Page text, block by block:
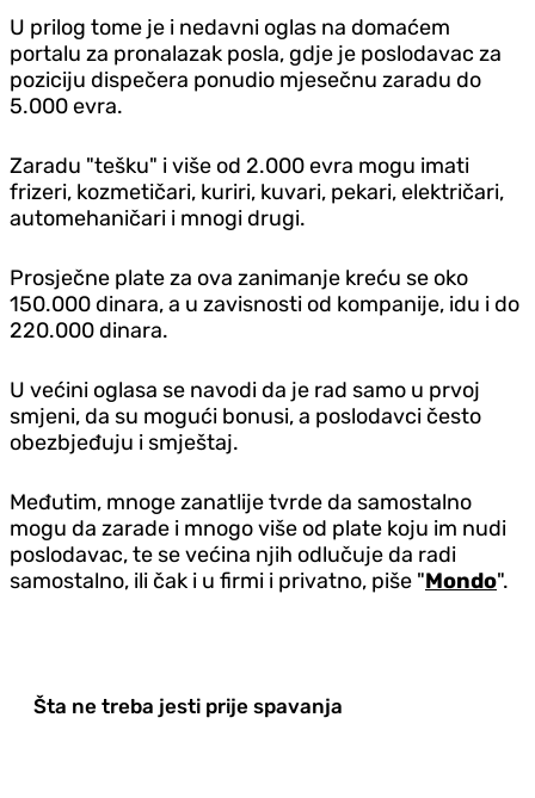
U prilog tome je i nedavni oglas na domaćem
portalu za pronalazak posla, gdje je poslodavac za
poziciju dispečera ponudio mjesečnu zaradu do
5.000 evra.
Zaradu "tešku" i više od 2.000 evra mogu imati
frizeri, kozmetičari, kuriri, kuvari, pekari, električari,
automehaničari i mnogi drugi.
Prosječne plate za ova zanimanje kreću se oko
150.000 dinara, a u zavisnosti od kompanije, idu i do
220.000 dinara.
U većini oglasa se navodi da je rad samo u prvoj
smjeni, da su mogući bonusi, a poslodavci često
obezbjeđuju i smještaj.
Međutim, mnoge zanatlije tvrde da samostalno
mogu da zarade i mnogo više od plate koju im nudi
poslodavac, te se većina njih odlučuje da radi
samostalno, ili čak i u firmi i privatno, piše "Mondo".
Šta ne treba jesti prije spavanja